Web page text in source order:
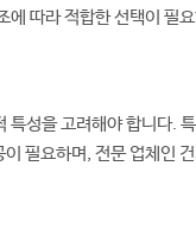
에 따라 적합한 선택이 필
특성을 고려해야 합니다. 특
필요하며, 전문 업체인